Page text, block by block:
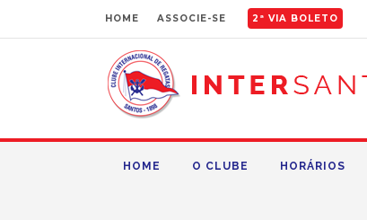
HOME ASSOCIE-SE 2ª VIA BOLETO
HOME O CLUBE HORÁRIOS